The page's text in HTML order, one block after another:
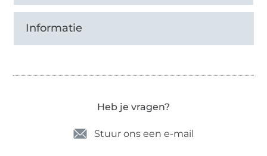
Informatie
Heb je vragen?
Stuur ons een e-mail